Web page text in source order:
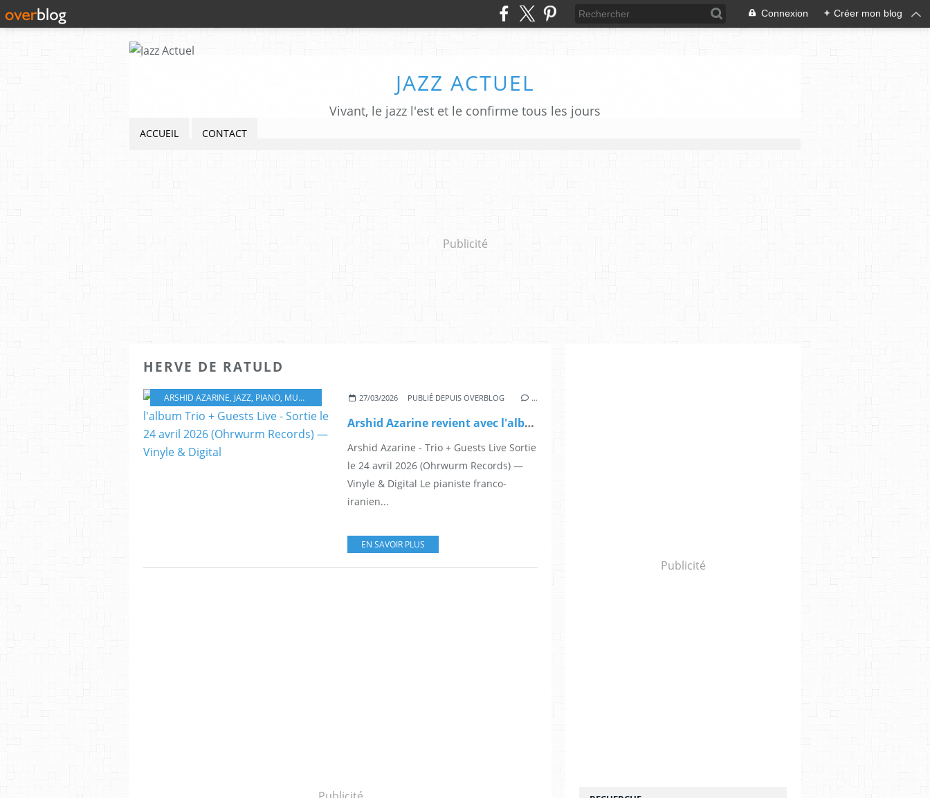
Connexion + Créer mon blog
JAZZ ACTUEL
Vivant, le jazz l'est et le confirme tous les jours
ACCUEIL CONTACT
Publicité
HERVE DE RATULD
ARSHID AZARINE, JAZZ, PIANO, MUSIQUE ,PIANISTE,TRIO + GUESTS LIVE,VORTICITY OHRWURM RECORDS NURIA ROVIRA SALAT
27/03/2026 PUBLIÉ DEPUIS OVERBLOG …
Arshid Azarine revient avec l'album Trio + Guests Live - Sortie le 24 avril 2026 (Ohrwurm Records) — Vinyle & Digital
Arshid Azarine - Trio + Guests Live Sortie
le 24 avril 2026 (Ohrwurm Records) —
Vinyle & Digital Le pianiste franco-
iranien...
EN SAVOIR PLUS
Publicité